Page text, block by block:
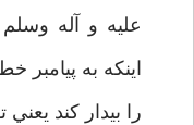
عليه و آله
اينكه به پيامبر
را بيدار كند